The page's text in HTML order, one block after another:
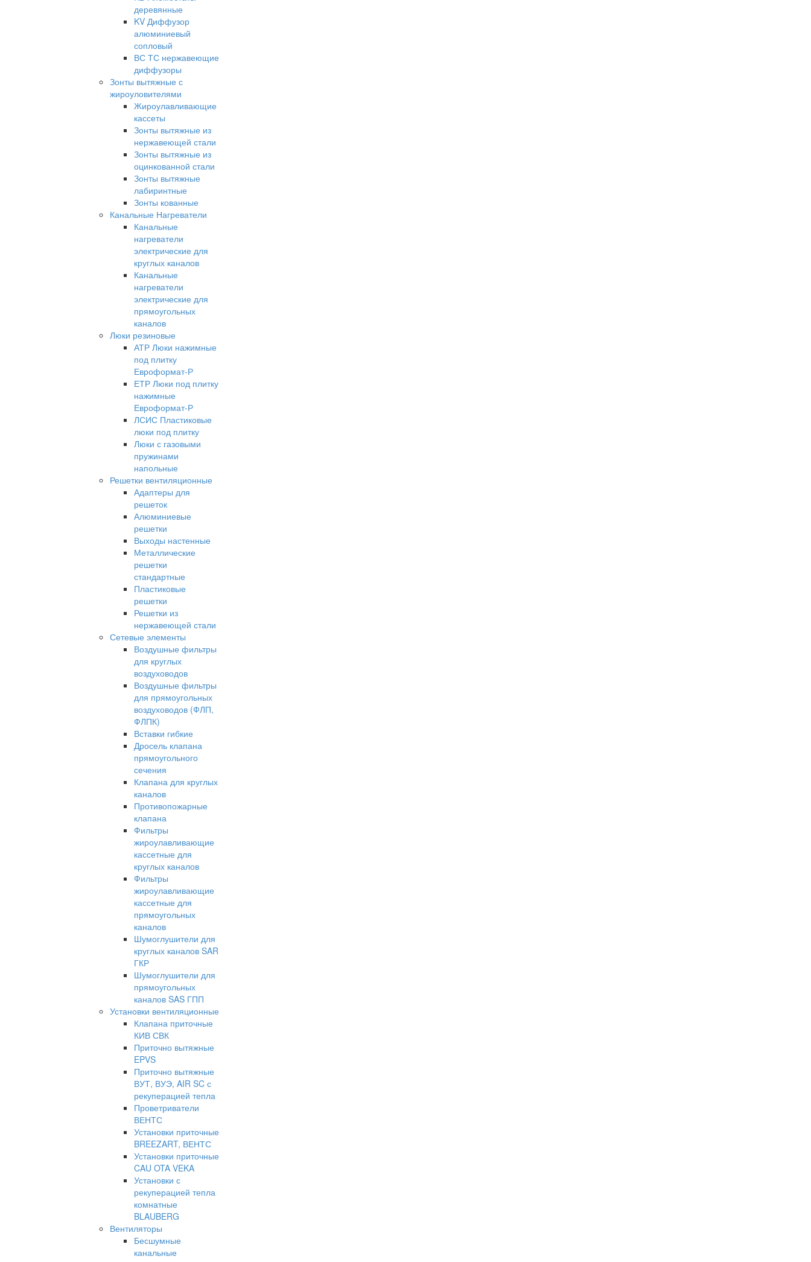
деревянные
KV Диффузор
алюминиевый
сопловый
ВС ТС нержавеющие
диффузоры
Зонты вытяжные с
жироуловителями
Жироулавливающие
кассеты
Зонты вытяжные из
нержавеющей стали
Зонты вытяжные из
оцинкованной стали
Зонты вытяжные
лабиринтные
Зонты кованные
Канальные Нагреватели
Канальные
нагреватели
электрические для
круглых каналов
Канальные
нагреватели
электрические для
прямоугольных
каналов
Люки резиновые
АТР Люки нажимные
под плитку
Евроформат-Р
ЕТР Люки под плитку
нажимные
Евроформат-Р
ЛСИС Пластиковые
люки под плитку
Люки с газовыми
пружинами
напольные
Решетки вентиляционные
Адаптеры для
решеток
Алюминиевые
решетки
Выходы настенные
Металлические
решетки
стандартные
Пластиковые
решетки
Решетки из
нержавеющей стали
Сетевые элементы
Воздушные фильтры
для круглых
воздуховодов
Воздушные фильтры
для прямоугольных
воздуховодов (ФЛП,
ФЛПК)
Вставки гибкие
Дросель клапана
прямоугольного
сечения
Клапана для круглых
каналов
Противопожарные
клапана
Фильтры
жироулавливающие
кассетные для
круглых каналов
Фильтры
жироулавливающие
кассетные для
прямоугольных
каналов
Шумоглушители для
круглых каналов SAR
ГКР
Шумоглушители для
прямоугольных
каналов SAS ГПП
Установки вентиляционные
Клапана приточные
КИВ СВК
Приточно вытяжные
EPVS
Приточно вытяжные
ВУТ, ВУЭ, AIR SC с
рекуперацией тепла
Проветриватели
ВЕНТС
Установки приточные
BREEZART, ВЕНТС
Установки приточные
CAU OTA VEKA
Установки с
рекуперацией тепла
комнатные
BLAUBERG
Вентиляторы
Бесшумные
канальные